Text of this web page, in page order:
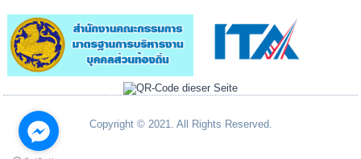
Copyright © 2021. All Rights Reserved.